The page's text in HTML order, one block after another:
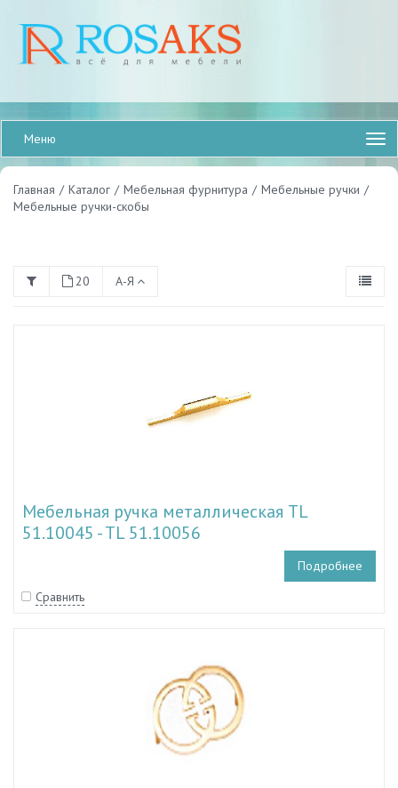
Меню
Главная / Каталог / Мебельная фурнитура / Мебельные ручки /
Мебельные ручки-скобы
20 А-Я
Мебельная ручка металлическая TL
51.10045 - TL 51.10056
Подробнее
Сравнить